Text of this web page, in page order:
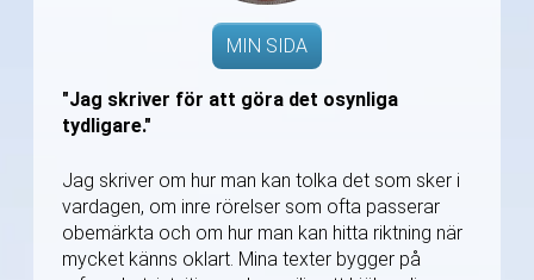
MIN SIDA
"Jag skriver för att göra det osynliga
tydligare."
Jag skriver om hur man kan tolka det som sker i
vardagen, om inre rörelser som ofta passerar
obemärkta och om hur man kan hitta riktning när
mycket känns oklart. Mina texter bygger på